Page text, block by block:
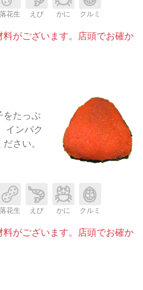
落花生 えび かに クルミ
がございます。店頭でお確か
をたっぷ
インパク
さい。
落花生 えび かに クルミ
がございます。店頭でお確か